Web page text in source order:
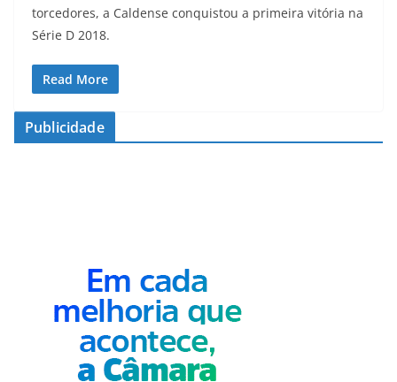
torcedores, a Caldense conquistou a primeira vitória na
Série D 2018.
Read More
Publicidade